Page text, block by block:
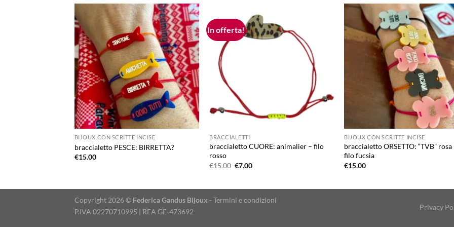
Aggiungi
alla lista
dei
desideri
BIJOUX CON SCRITTE INCISE
braccialetto PESCE: BIRRETTA?
€15.00
In offerta!
alla lista
desideri
BRACCIALETTI
braccialetto CUORE: animalier – filo
rosso
€15.00 Il
€7.00Il
alla
BIJOUX CON SCRITTE INCISE
braccialetto ORSETTO: “TVB” rosa
filo fucsia
€15.00
Privacy
Copyright 2026 © Federica Gandus Bijoux - Termini e condizioni
P.IVA 02270710995 | REA GE-473692